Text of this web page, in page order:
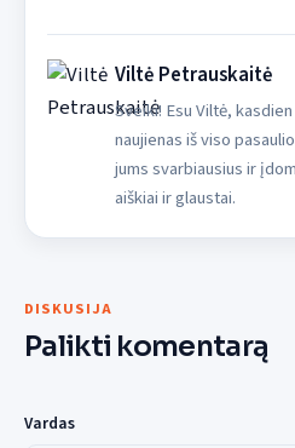
Viltė Petrauskaitė
Sveiki! Esu Viltė,
naujienas iš viso
jums svarbiausius ir
aiškiai ir glaustai.
DISKUSIJA
Palikti komentarą
Vardas